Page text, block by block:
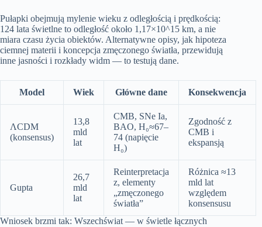
Pułapki obejmują mylenie wieku z odległością i prędkością:
124 lata świetlne to odległość około 1,17×10^15 km, a nie
miara czasu życia obiektów. Alternatywne opisy, jak hipoteza
ciemnej materii i koncepcja zmęczonego światła, przewidują
inne jasności i rozkłady widm — to testują dane.
Model Wiek Główne dane Konsekwencja
ΛCDM
(konsensus)
13,8
mld
lat
CMB, SNe Ia,
BAO, H₀≈67–
74 (napięcie
H₀)
Zgodność z
CMB i
ekspansją
Gupta
26,7
mld
lat
Reinterpretacja
z, elementy
„zmęczonego
światła”
Różnica ≈13
mld lat
względem
konsensusu
Wniosek brzmi tak: Wszechświat — w świetle łącznych